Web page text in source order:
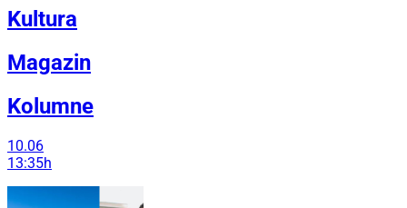
Kultura
Magazin
Kolumne
10.06
13:35h